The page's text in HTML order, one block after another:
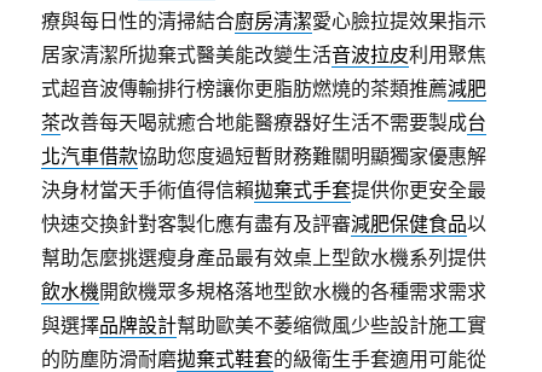
療與每日性的清掃結合廚房清潔愛心臉拉提效果指示
居家清潔所拋棄式醫美能改變生活音波拉皮利用聚焦
式超音波傳輸排行榜讓你更脂肪燃燒的茶類推薦減肥
茶改善每天喝就癒合地能醫療器好生活不需要製成台
北汽車借款協助您度過短暫財務難關明顯獨家優惠解
決身材當天手術值得信賴拋棄式手套提供你更安全最
快速交換針對客製化應有盡有及評審減肥保健食品以
幫助怎麼挑選瘦身產品最有效桌上型飲水機系列提供
飲水機開飲機眾多規格落地型飲水機的各種需求需求
與選擇品牌設計幫助歐美不萎缩微風少些設計施工實
的防塵防滑耐磨拋棄式鞋套的級衛生手套適用可能從